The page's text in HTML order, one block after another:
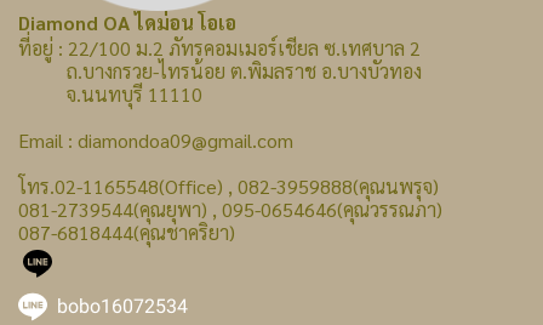
Diamond OA ไดม่อน โอเอ
ที่อยู่ : 22/100 ม.2 ภัทรคอมเมอร์เชียล ซ.เทศบาล 2
ถ.บางกรวย-ไทรน้อย ต.พิมลราช อ.บางบัวทอง
จ.นนทบุรี 11110
Email : diamondoa09@gmail.com
โทร.02-1165548(Office) , 082-3959888(คุณนพรุจ)
081-2739544(คุณยุพา) , 095-0654646(คุณวรรณภา)
087-6818444(คุณชาคริยา)
bobo16072534